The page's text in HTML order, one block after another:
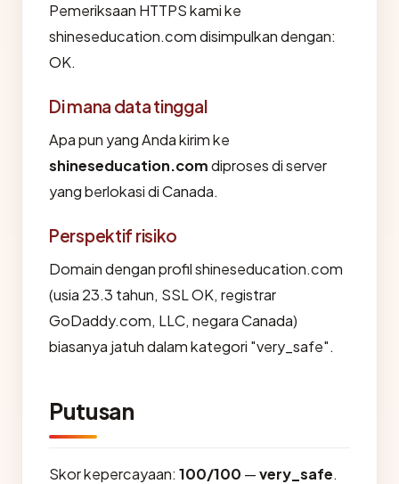
Pemeriksaan HTTPS kami ke
shineseducation.com disimpulkan dengan:
OK.
Di mana data tinggal
Apa pun yang Anda kirim ke
shineseducation.comdiproses di server
yang berlokasi di Canada.
Perspektif risiko
Domain dengan profil shineseducation.com
(usia 23.3 tahun, SSL OK, registrar
GoDaddy.com, LLC, negara Canada)
biasanya jatuh dalam kategori "very_safe".
Putusan
Skor kepercayaan: 100/100 —very_safe.